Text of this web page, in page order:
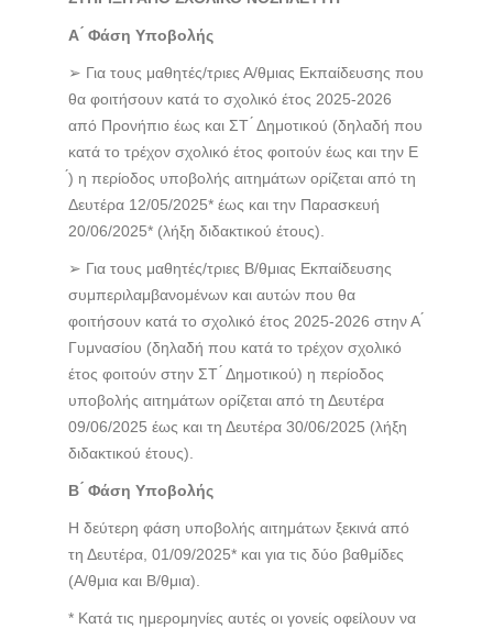
Α ́ Φάση Υποβολής
➢ Για τους μαθητές/τριες Α/θμιας Εκπαίδευσης που
θα φοιτήσουν κατά το σχολικό έτος 2025-2026
από Προνήπιο έως και ΣΤ ́ Δημοτικού (δηλαδή που
κατά το τρέχον σχολικό έτος φοιτούν έως και την Ε
́) η περίοδος υποβολής αιτημάτων ορίζεται από τη
Δευτέρα 12/05/2025* έως και την Παρασκευή
20/06/2025* (λήξη διδακτικού έτους).
➢ Για τους μαθητές/τριες Β/θμιας Εκπαίδευσης
συμπεριλαμβανομένων και αυτών που θα
φοιτήσουν κατά το σχολικό έτος 2025-2026 στην Α ́
Γυμνασίου (δηλαδή που κατά το τρέχον σχολικό
έτος φοιτούν στην ΣΤ ́ Δημοτικού) η περίοδος
υποβολής αιτημάτων ορίζεται από τη Δευτέρα
09/06/2025 έως και τη Δευτέρα 30/06/2025 (λήξη
διδακτικού έτους).
Β ́ Φάση Υποβολής
Η δεύτερη φάση υποβολής αιτημάτων ξεκινά από
τη Δευτέρα, 01/09/2025* και για τις δύο βαθμίδες
(Α/θμια και Β/θμια).
* Κατά τις ημερομηνίες αυτές οι γονείς οφείλουν να